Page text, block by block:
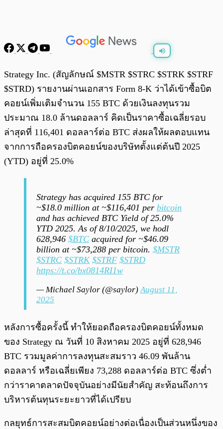
Strategy Inc. (สัญลักษณ์ $MSTR $STRC $STRK $STRF
$STRD) รายงานผ่านเอกสาร Form 8-K ว่าได้เข้าซื้อบิต
คอยน์เพิ่มเติมจำนวน 155 BTC ด้วยเงินลงทุนรวม
ประมาณ 18.0 ล้านดอลลาร์ คิดเป็นราคาซื้อเฉลี่ยรอบ
ล่าสุดที่ 116,401 ดอลลาร์ต่อ BTC ส่งผลให้ผลตอบแทน
จากการถือครองบิตคอยน์ของบริษัทตั้งแต่ต้นปี 2025
(YTD) อยู่ที่ 25.0%
Strategy has acquired 155 BTC for
~$18.0 million at ~$116,401 per bitcoin
and has achieved BTC Yield of 25.0%
YTD 2025. As of 8/10/2025, we hodl
628,946 $BTC acquired for ~$46.09
billion at ~$73,288 per bitcoin. $MSTR
$STRC $STRK $STRF $STRD
https://t.co/bx0814RI1w
— Michael Saylor (@saylor)August 11,
2025
หลังการซื้อครั้งนี้ ทำให้ยอดถือครองบิตคอยน์ทั้งหมด
ของ Strategy ณ วันที่ 10 สิงหาคม 2025 อยู่ที่ 628,946
BTC รวมมูลค่าการลงทุนสะสมราว 46.09 พันล้าน
ดอลลาร์ หรือเฉลี่ยเพียง 73,288 ดอลลาร์ต่อ BTC ซึ่งต่ำ
กว่าราคาตลาดปัจจุบันอย่างมีนัยสำคัญ สะท้อนถึงการ
บริหารต้นทุนระยะยาวที่ได้เปรียบ
กลยุทธ์การสะสมบิตคอยน์อย่างต่อเนื่องเป็นส่วนหนึ่งของ